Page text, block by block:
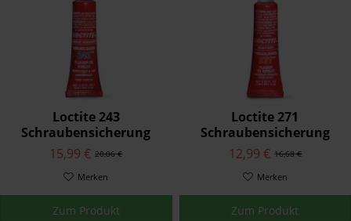
Loctite 243
Schraubensicherung
und Dichtmittel – blau
20,06 €
15,99 €
Merken
Zum Produkt
Loctite 271
Schraubensicherung
und Dichtmittel – rot
16,68 €
12,99 €
Merken
Zum Produkt